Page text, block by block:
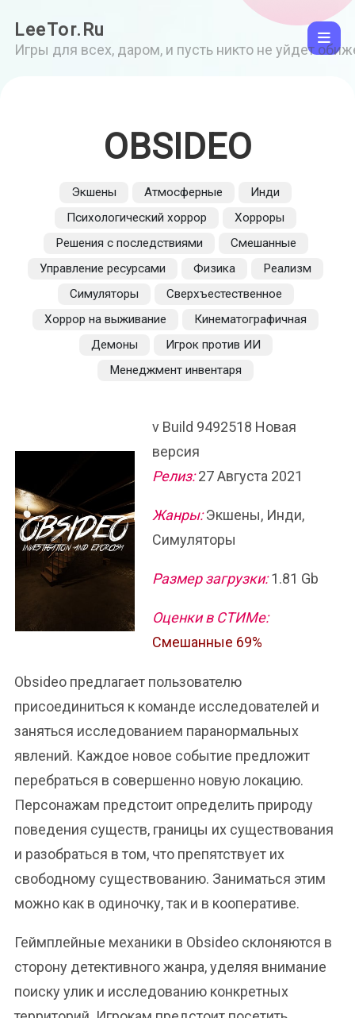
LeeTor.Ru
Игры для всех, даром, и пусть никто не уйдет
OBSIDEO
Экшены Атмосферные
Инди
Психологический хоррор
Хорроры
Решения с последствиями
Смешанные
Управление ресурсами
Физика
Реализм
Симуляторы
Сверхъестественное
Хоррор на выживание
Кинематографичная
Демоны
Игрок против ИИ
Менеджмент инвентаря
v Build 9492518 Новая
версия
Релиз:27 Августа 2021
Жанры:Экшены, Инди,
Симуляторы
Размер загрузки:1.81 Gb
Оценки в СТИМе:
Смешанные 69%
Obsideo предлагает пользователю
присоединиться к команде исследователей и
заняться исследованием паранормальных
явлений. Каждое новое событие предложит
перебраться в совершенно новую локацию.
Персонажам предстоит определить природу
поведения существ, границы их существования
и разобраться в том, что препятствует их
свободному существованию. Заниматься этим
можно как в одиночку, так и в кооперативе.
Геймплейные механики в Obsideo склоняются в
сторону детективного жанра, уделяя внимание
поиску улик и исследованию конкретных